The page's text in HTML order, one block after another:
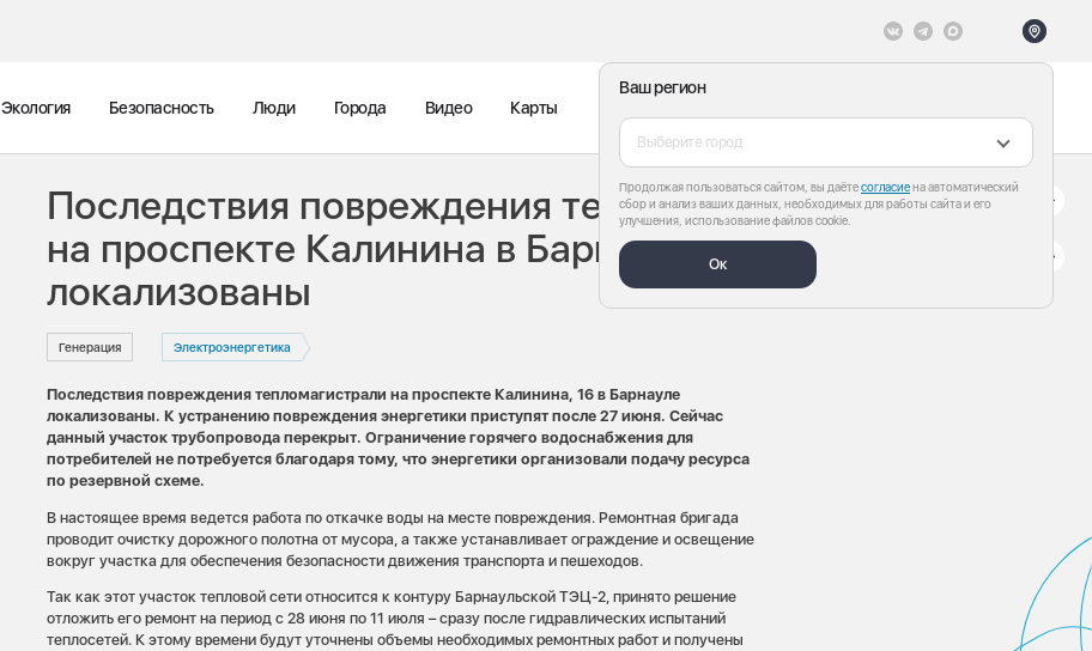
Ваш регион
Выберите город
Продолжая пользоваться сайтом, вы даётесогласиена автоматический
сбор и анализ ваших данных, необходимых для работы сайта и его
улучшения, использование файлов cookie.
Ок
Экология Безопасность Люди Города Видео Карты
Последствия повреждения тепломагистрали
на проспекте Калинина в Барнауле
локализованы
Генерация Электроэнергетика
Последствия повреждения тепломагистрали на проспекте Калинина, 16 в Барнауле
локализованы. К устранению повреждения энергетики приступят после 27 июня. Сейчас
данный участок трубопровода перекрыт. Ограничение горячего водоснабжения для
потребителей не потребуется благодаря тому, что энергетики организовали подачу ресурса
по резервной схеме.
В настоящее время ведется работа по откачке воды на месте повреждения. Ремонтная бригада
проводит очистку дорожного полотна от мусора, а также устанавливает ограждение и освещение
вокруг участка для обеспечения безопасности движения транспорта и пешеходов.
Так как этот участок тепловой сети относится к контуру Барнаульской ТЭЦ-2, принято решение
отложить его ремонт на период с 28 июня по 11 июля – сразу после гидравлических испытаний
теплосетей. К этому времени будут уточнены объемы необходимых ремонтных работ и получены